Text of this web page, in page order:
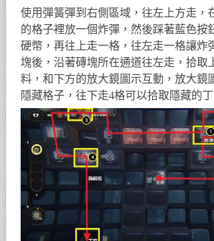
使用彈簧彈到右側區域，往左上方走，
的格子裡放一個炸彈，然後踩著藍色按
硬幣，再往上走一格，往左走一格讓炸
塊後，沿著磚塊所在通道往左走，拾取
料，和下方的放大鏡圖示互動，放大鏡
隱藏格子，往下走4格可以拾取隱藏的丁